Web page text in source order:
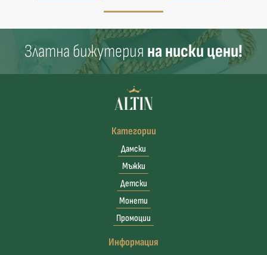
Златна бижутерия на ниски цени!
Категории
Дамски
Мъжки
Детски
Монети
Промоции
Информация